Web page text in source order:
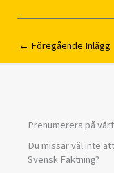
← Föregående Inlägg
Prenumerera på
Du missar väl inte
Svensk Fäktning?